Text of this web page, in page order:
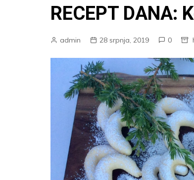
RECEPT DANA:
admin 28 srpnja, 2019 0